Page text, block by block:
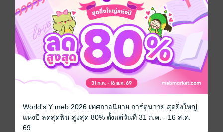
เขียนรีวิวและให้เรตติ้ง
คุณสามารถเข้าสู่ระบบเพื่อแสดงความคิดเห็นได้จ้า
World's Y meb 2026 เทศกาลนิยาย การ์ตูนวาย สุดยิ่งใหญ่
แห่งปี ลดสุดฟิน สูงสุด 80% ตั้งแต่วันที่ 31 ก.ค. - 16 ส.ค.
69